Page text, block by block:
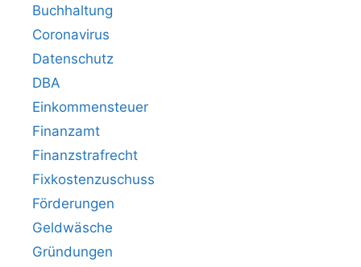
Buchhaltung
Coronavirus
Datenschutz
DBA
Einkommensteuer
Finanzamt
Finanzstrafrecht
Fixkostenzuschuss
Förderungen
Geldwäsche
Gründungen